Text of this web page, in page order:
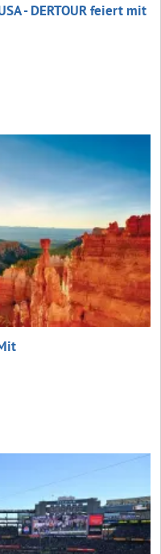
- DERTOUR feiert mit